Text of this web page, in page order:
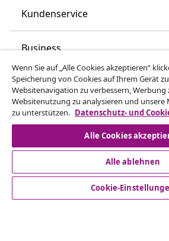
Kundenservice
Business
vidaXL
Mehr entdecken
Wenn Sie auf „Alle Cookies akzeptieren“
Speicherung von Cookies auf Ihrem Gerät
Websitenavigation zu verbessern, Werbung
Websitenutzung zu analysieren und
zu unterstützen. Datenschutz- und
Alle Cookies
Alle ablehnen
Cookie-